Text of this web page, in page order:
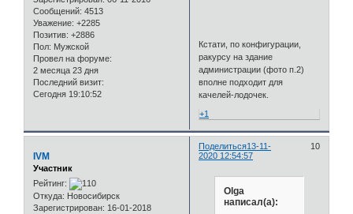
Сообщений: 4513
Уважение: +2285
Позитив: +2886
Пол: Мужской
Провел на форуме:
2 месяца 23 дня
Последний визит:
Сегодня 19:10:52
Кстати, по конфигурации,
ракурсу на здание
администрации (фото п.2)
вполне подходит для
качелей-лодочек.
+1
Поделиться 10
13-11-
2020 12:54:57
IVM
Участник
Рейтинг:
Откуда: Новосибирск
Зарегистрирован: 16-01-2018
Olga
написал(а):